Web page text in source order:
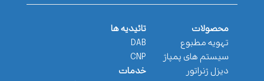
محصولات
تهویه مطبوع
سیستم های پمپاژ
دیزل ژنراتور
تائیدیه ها
DAB
CNP
خدمات